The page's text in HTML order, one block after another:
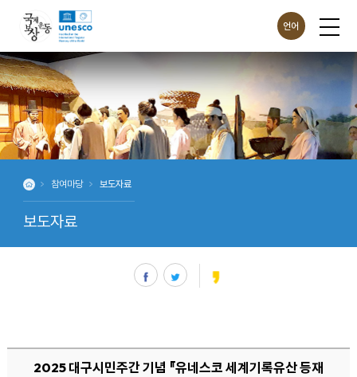
언어
ENG
CHN
JPN
보도자료
참여마당 보도자료
2025 대구시민주간 기념 『유네스코 세계기록유산 등재